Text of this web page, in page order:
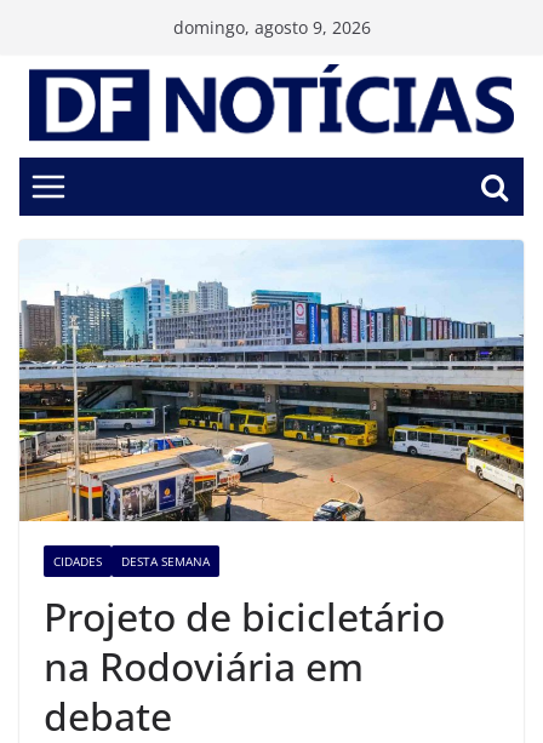
conteúdo
domingo, agosto 9, 2026
CIDADES DESTA SEMANA
Projeto de bicicletário
na Rodoviária em
debate